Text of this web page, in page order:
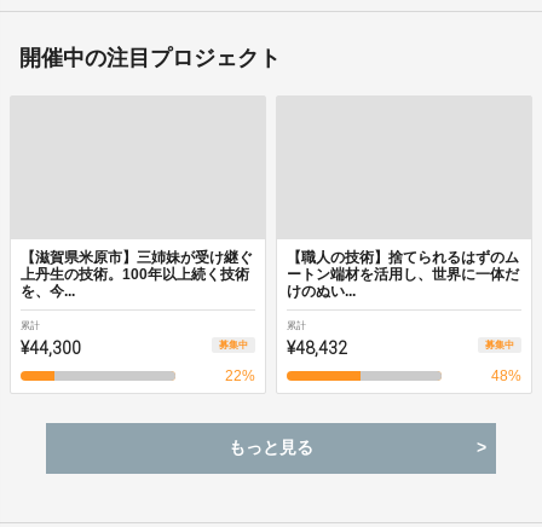
開催中の注目プロジェクト
【滋賀県米原市】三姉妹が受け継ぐ
上丹生の技術。100年以上続く技術
を、今...
累計
¥44,300 募集中
22%
【職人の技術】捨てられるはずのム
ートン端材を活用し、世界に一体だ
けのぬい...
累計
¥48,432 募集中
48%
もっと見る